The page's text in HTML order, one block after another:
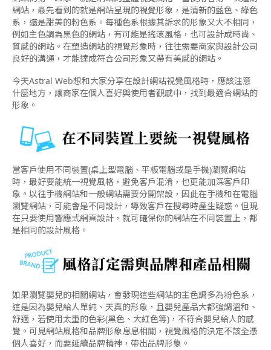
網站，最先看到的就是網站呈現的視覺形象，是清新的藍色、綠色
系，還是甜美的粉色系。每種色系根據其訴求的形象又大不相同，
例如主色調為黑色的網站，有可能是搖滾風格，也可設計成時尚、
質感的網站。在塑造網站的視覺形象時，往往需要商家與設計公司
良好的溝通，才能達成符合公司形象又帶有美感的網站。
今天Astral Web想和大家分享在設計網站視覺風格時，應該注意
什麼地方，讓商家在個人喜好與使用者觀感中，找到最適合網站的
形象。
當客戶使用不同裝置(桌上型電腦、平板電腦或是手機)瀏覽網站
時，最好要能統一視覺風格，避免客戶混淆，也更能加深客戶印
象。以往手機網站和一般網站需要分開架設，因此在手機和在電腦
瀏覽網站，可能會是不同設計，導致客戶在搜尋時產生疑惑。但現
在只要使用響應式網頁設計，就可確保你的網站在不同裝置上，都
是相同的設計風格。
如果瀏覽嬰兒的相關網站，會發現這些網站的主色調多為粉色系，
這是因為嬰兒給人單純、天真的形象，且嬰兒產品大都強調溫和、
舒適，若使用太重的色彩(黑色、大紅色等)，不符合嬰兒給人的感
覺。可見網站風格和品牌形象息息相關，視覺風格的決定不該全憑
個人喜好，而要延續品牌精神，帶出品牌形象。